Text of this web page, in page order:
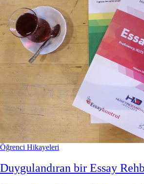
Öğrenci Hikayeleri
Duygulandıran bir Essay